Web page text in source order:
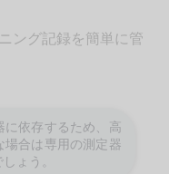
ング記録を簡単に管
に依存するため、高
合は専用の測定器
ょう。